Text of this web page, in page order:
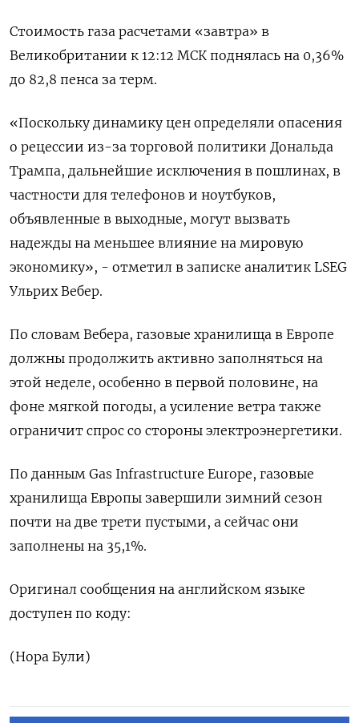
Стоимость газа расчетами «завтра» в
Великобритании к 12:12 МСК поднялась на 0,36%
до 82,8 пенса за терм.
«Поскольку динамику цен определяли опасения
о рецессии из-за торговой политики Дональда
Трампа, дальнейшие исключения в пошлинах, в
частности для телефонов и ноутбуков,
объявленные в выходные, могут вызвать
надежды на меньшее влияние на мировую
экономику», - отметил в записке аналитик LSEG
Ульрих Вебер.
По словам Вебера, газовые хранилища в Европе
должны продолжить активно заполняться на
этой неделе, особенно в первой половине, на
фоне мягкой погоды, а усиление ветра также
ограничит спрос со стороны электроэнергетики.
По данным Gas Infrastructure Europe, газовые
хранилища Европы завершили зимний сезон
почти на две трети пустыми, а сейчас они
заполнены на 35,1%.
Оригинал сообщения на английском языке
доступен по коду:
(Нора Були)